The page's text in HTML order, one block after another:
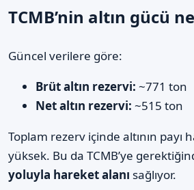
TCMB’nin altın gücü
Güncel verilere göre:
Brüt altın rezervi: ~771 ton
Net altın rezervi: ~515 ton
Toplam rezerv içinde altının payı
yüksek. Bu da TCMB’ye
yoluyla hareket alanı sağlıyor.